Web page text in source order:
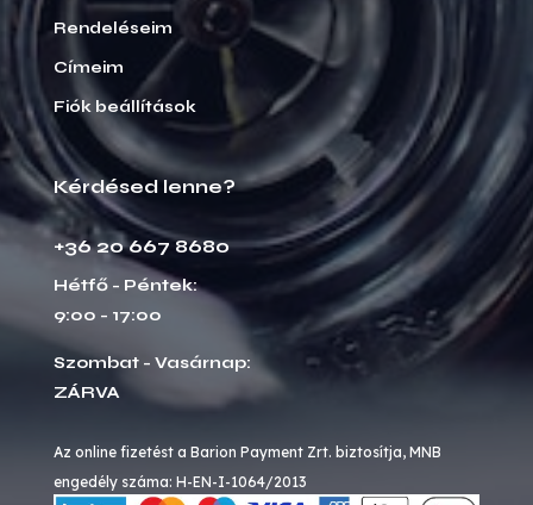
Rendeléseim
Címeim
Fiók beállítások
Kérdésed lenne?
+36 20 667 8680
Hétfő - Péntek:
9:00 - 17:00
Szombat - Vasárnap:
ZÁRVA
Az online fizetést a Barion Payment Zrt. biztosítja, MNB
engedély száma: H-EN-I-1064/2013